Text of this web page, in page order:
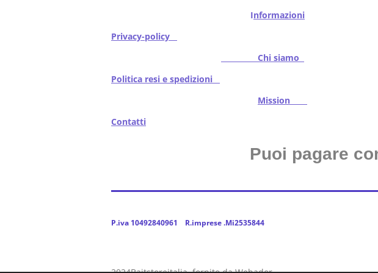
Informazioni
Privacy-policy
Chi siamo
Politica resi e spedizioni
Mission
Contatti
Puoi pagare
P.iva 10492840961 R.imprese .Mi2535844